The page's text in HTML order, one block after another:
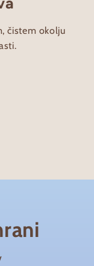
čistem okolju